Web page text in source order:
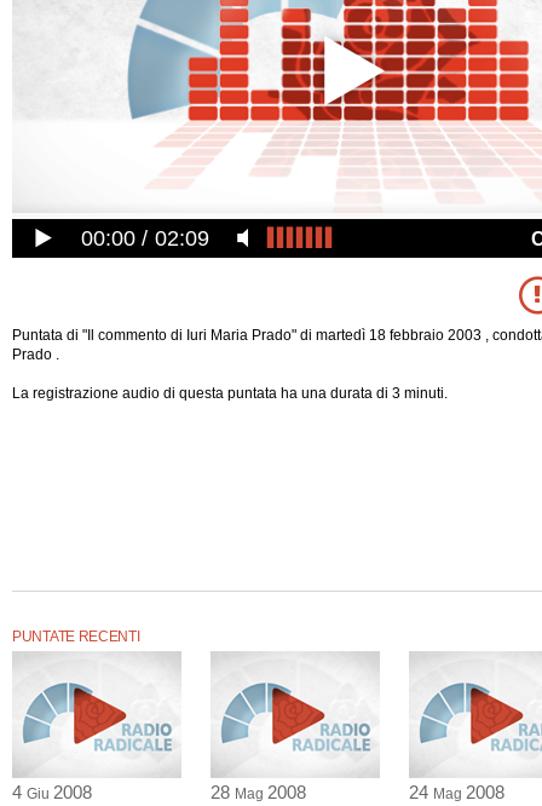
00:00 02:09
Puntata di "Il commento di Iuri Maria Prado" di martedì 18 febbraio 2003 ,
Prado .
La registrazione audio di questa puntata ha una durata di 3 minuti.
PUNTATE RECENTI
4 Giu 2008 28 Mag 2008 24 Mag 2008